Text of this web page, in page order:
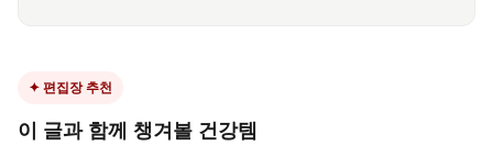
✦ 편집장 추천
이 글과 함께 챙겨볼 건강템